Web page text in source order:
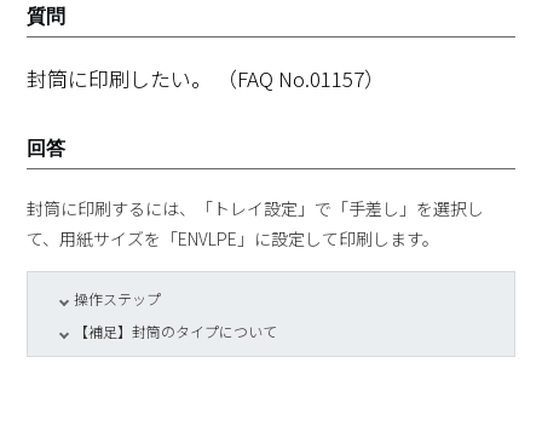
質問
封筒に印刷したい。 （FAQ No.01157）
回答
封筒に印刷するには、「トレイ設定」で「手差し」を選択し
て、用紙サイズを「ENVLPE」に設定して印刷します。
操作ステップ
【補足】封筒のタイプについて